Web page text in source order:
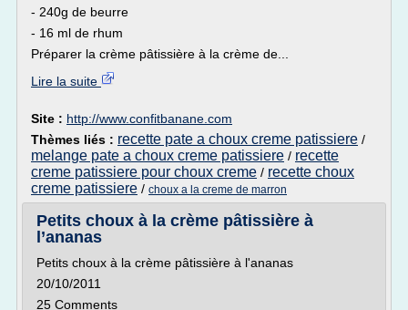
- 240g de beurre
- 16 ml de rhum
Préparer la crème pâtissière à la crème de...
Lire la suite
Site : http://www.confitbanane.com
Thèmes liés : recette pate a choux creme patissiere /
melange pate a choux creme patissiere / recette
creme patissiere pour choux creme / recette choux
creme patissiere / choux a la creme de marron
Petits choux à la crème pâtissière à
l’ananas
Petits choux à la crème pâtissière à l'ananas
20/10/2011
25 Comments